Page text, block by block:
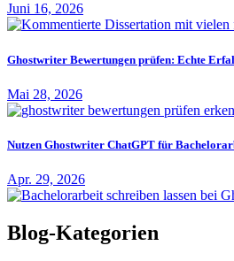
Juni 16, 2026
Ghostwriter Bewertungen prüfen: Echte
Mai 28, 2026
Nutzen Ghostwriter ChatGPT für
Apr. 29, 2026
Blog-Kategorien